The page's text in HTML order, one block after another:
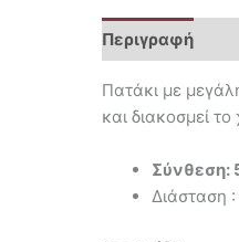
Περιγραφή
Πατάκι με
και διακοσμεί
Σύνθεση:
Διάσταση